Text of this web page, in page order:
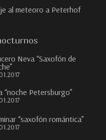
al meteoro a Peterhof
Neva “Saxofón de
“noche Petersburgo”
“saxofón romántica”